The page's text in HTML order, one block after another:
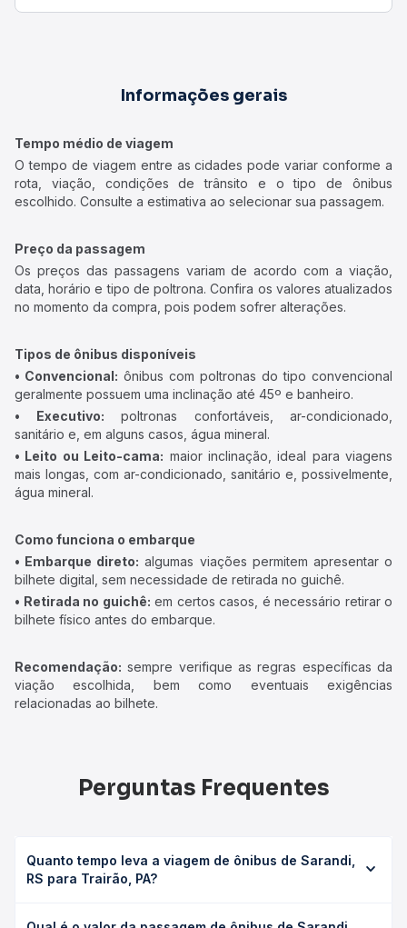
Informações gerais
Tempo médio de viagem
O tempo de viagem entre as cidades pode variar conforme a
rota, viação, condições de trânsito e o tipo de ônibus
escolhido. Consulte a estimativa ao selecionar sua passagem.
Preço da passagem
Os preços das passagens variam de acordo com a viação,
data, horário e tipo de poltrona. Confira os valores atualizados
no momento da compra, pois podem sofrer alterações.
Tipos de ônibus disponíveis
• Convencional: ônibus com poltronas do tipo convencional
geralmente possuem uma inclinação até 45º e banheiro.
• Executivo: poltronas confortáveis, ar-condicionado,
sanitário e, em alguns casos, água mineral.
• Leito ou Leito-cama: maior inclinação, ideal para viagens
mais longas, com ar-condicionado, sanitário e, possivelmente,
água mineral.
Como funciona o embarque
• Embarque direto: algumas viações permitem apresentar o
bilhete digital, sem necessidade de retirada no guichê.
• Retirada no guichê: em certos casos, é necessário retirar o
bilhete físico antes do embarque.
Recomendação: sempre verifique as regras específicas da
viação escolhida, bem como eventuais exigências
relacionadas ao bilhete.
Perguntas Frequentes
Quanto tempo leva a viagem de ônibus de Sarandi,
RS para Trairão, PA?